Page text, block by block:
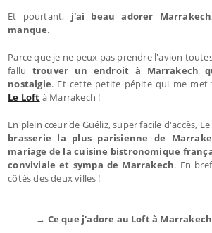
Et pourtant, j'ai beau adorer
manque.
Parce que je ne peux pas prendre l'avion
fallu trouver un endroit à Marrakech
nostalgie. Et cette petite pépite qui me met
Le Loft à Marrakech !
En plein cœur de Guéliz, super facile d'accès,
brasserie la plus parisienne de
mariage de la cuisine bistronomique
conviviale et sympa de Marrakech. En
côtés des deux villes !
→ Ce que j'adore au Loft à